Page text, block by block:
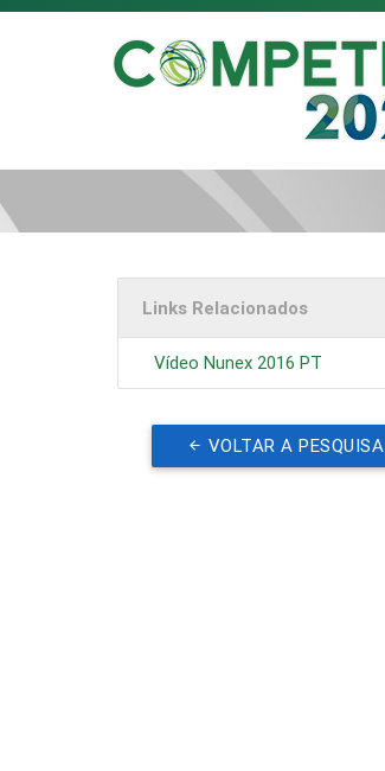
Links Relacionados
Vídeo Nunex 2016 PT
VOLTAR A PESQUISA